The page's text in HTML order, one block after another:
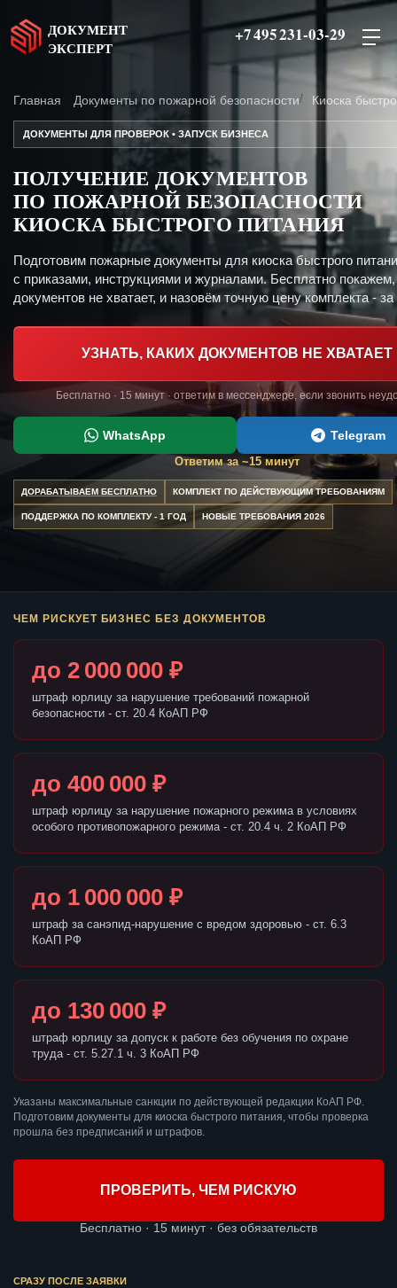
ДОКУМЕНТ
ЭКСПЕРТ
+7 495 231-03-29
Главная Документы по пожарной безопасности Киоска
ДОКУМЕНТЫ ДЛЯ ПРОВЕРОК • ЗАПУСК БИЗНЕСА
ПОЛУЧЕНИЕ ДОКУМЕНТОВ
ПО ПОЖАРНОЙ БЕЗОПАСНОСТИ
КИОСКА БЫСТРОГО ПИТАНИЯ
Подготовим пожарные документы для киоска быстрого
с приказами, инструкциями и журналами. Бесплатно покажем,
документов не хватает, и назовём точную цену комплекта - за
УЗНАТЬ, КАКИХ ДОКУМЕНТОВ НЕ ХВАТАЕТ
Бесплатно · 15 минут · ответим в мессенджере, если звонить
WhatsApp Telegram
Ответим за ~15 минут
ДОРАБАТЫВАЕМ БЕСПЛАТНО КОМПЛЕКТ ПО ДЕЙСТВУЮЩИМ ТРЕБОВАНИЯМ
ПОДДЕРЖКА ПО КОМПЛЕКТУ - 1 ГОД НОВЫЕ ТРЕБОВАНИЯ 2026
ЧЕМ РИСКУЕТ БИЗНЕС БЕЗ ДОКУМЕНТОВ
до 2 000 000 ₽
штраф юрлицу за нарушение требований пожарной
безопасности - ст. 20.4 КоАП РФ
до 400 000 ₽
штраф юрлицу за нарушение пожарного режима в условиях
особого противопожарного режима - ст. 20.4 ч. 2 КоАП РФ
до 1 000 000 ₽
штраф за санэпид-нарушение с вредом здоровью - ст. 6.3
КоАП РФ
до 130 000 ₽
штраф юрлицу за допуск к работе без обучения по охране
труда - ст. 5.27.1 ч. 3 КоАП РФ
Указаны максимальные санкции по действующей редакции КоАП РФ.
Подготовим документы для киоска быстрого питания, чтобы проверка
прошла без предписаний и штрафов.
ПРОВЕРИТЬ, ЧЕМ РИСКУЮ
Бесплатно · 15 минут · без обязательств
СРАЗУ ПОСЛЕ ЗАЯВКИ